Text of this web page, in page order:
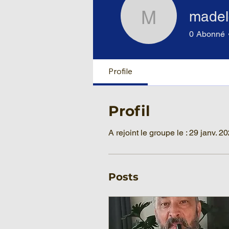
0 Abonné
Profile
Profil
A rejoint le groupe le : 29 janv.
Posts